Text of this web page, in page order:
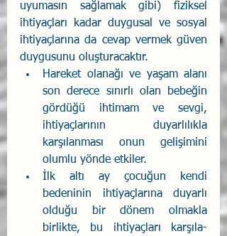
uyumasın sağlamak gibi) fiziksel
ihtiyaçları kadar duygusal ve sosyal
ihtiyaçlarına da cevap vermek güven
duygusunu oluşturacaktır.
Hareket olanağı ve yaşam alanı
son derece sınırlı olan bebeğin
gördüğü ihtimam ve sevgi,
ihtiyaçlarının du­yarlılıkla
karşılanması onun gelişimini
olumlu yönde etkiler.
İlk altı ay çocuğun kendi
bedeninin ihtiyaçlarına du­yarlı
olduğu bir dönem olmakla
birlikte, bu ihtiyaçları karşıla­